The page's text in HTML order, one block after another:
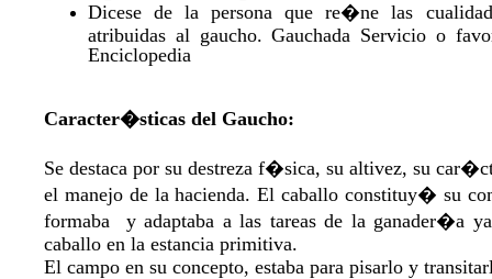
Dicese de la persona que re�ne las
atribuidas al gaucho. Gauchada Servicio o
Enciclopedia
Caracter�sticas del Gaucho:
Se destaca por su destreza f�sica, su altivez, su
el manejo de la hacienda. El caballo constituy� su
formaba y adaptaba a las tareas de la ganader�a
caballo en la estancia primitiva.
El campo en su concepto, estaba para pisarlo y